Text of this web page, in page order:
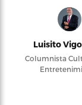
Luisito
Columnista